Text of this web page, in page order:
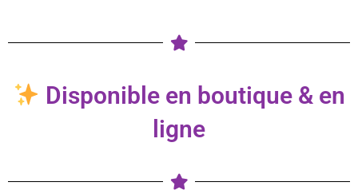
Disponible en boutique & en
ligne